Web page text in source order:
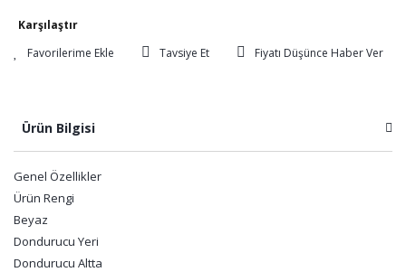
Karşılaştır
Tavsiye Et
Fiyatı Düşünce Haber Ver
Ürün Bilgisi
Genel Özellikler
Ürün Rengi
Beyaz
Dondurucu Yeri
Dondurucu Altta